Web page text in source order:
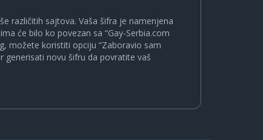
različitih sajtova. Vaša šifra je namenjena
će bilo ko povezan sa “Gay-Serbia.com
možete koristiti opciju “Zaboravio sam
generisati novu šifru da povratite vaš